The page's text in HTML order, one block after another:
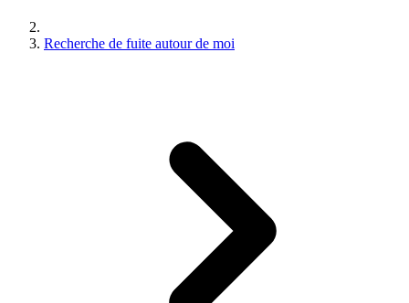
Recherche de fuite autour de moi